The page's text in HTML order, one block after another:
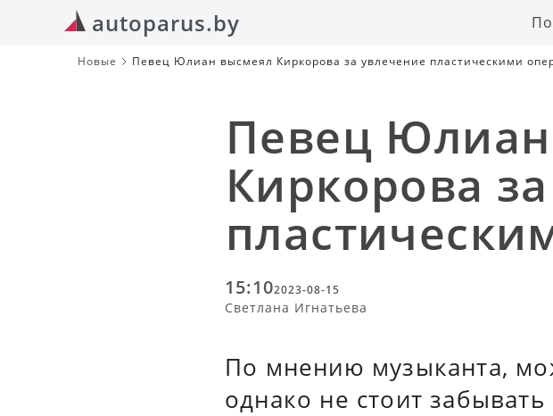
autoparus.by
Новые Певец Юлиан высмеял Киркорова за увлечение пластическими
Певец
Киркорова
15:102023-08-15
Светлана Игнатьева
По мнению музыканта,
однако не стоит